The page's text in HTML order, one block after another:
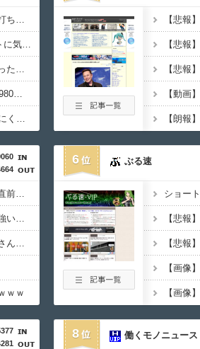
【画像】AIレベルの綺麗すぎるプロポーズ花火が打ち上がる㊗????
【画像】佐倉綾音(32)、ついに自分のシコポイントに気付いてしまう・・・
吉岡里帆が橋本環奈、広瀬すずクラスになれなかった理由ｗｗｗｗｗｗ
【画像】瞬間-26℃冷却のベルトファンが今なら4,980円ｗｗｗｗｗｗ
【悲報】タトゥー彫師23年目店長「タトゥー入れにくるやつ99%バカです」
粉末スープ、液体スープ、調味オイル「食べる『直前』に入れてください！！」
ライチュウ「ピチューとピカチュウより圧倒的に強いですｗｗｗｗ」←こいつが不人気な理由
【悲報】思春期の娘に「キモッ」と言われたお父さん、グレるｗｗｗｗｗｗｗ
ｗｗ
6 ぶる速
【悲報
8 働くモノニュース